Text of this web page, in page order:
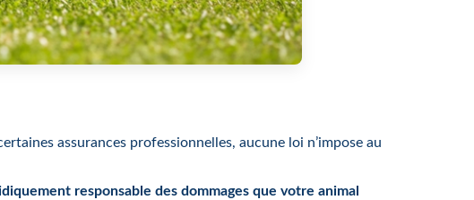
assurances professionnelles, aucune loi n’impose au
responsable des dommages que votre animal